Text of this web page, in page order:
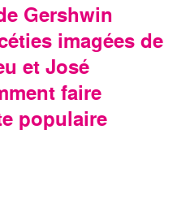
Gershwin
imagées de
et José
faire
populaire